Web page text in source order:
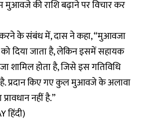
मुआवजे की राशि बढ़ाने पर विचार कर
के संबंध में, दास ने कहा, “मुआवजा
दिया जाता है, लेकिन इसमें सहायक
शामिल होता है, जिसे इस गतिविधि
है. प्रदान किए गए कुल मुआवजे के अलावा
नहीं है.”
हिंदी)